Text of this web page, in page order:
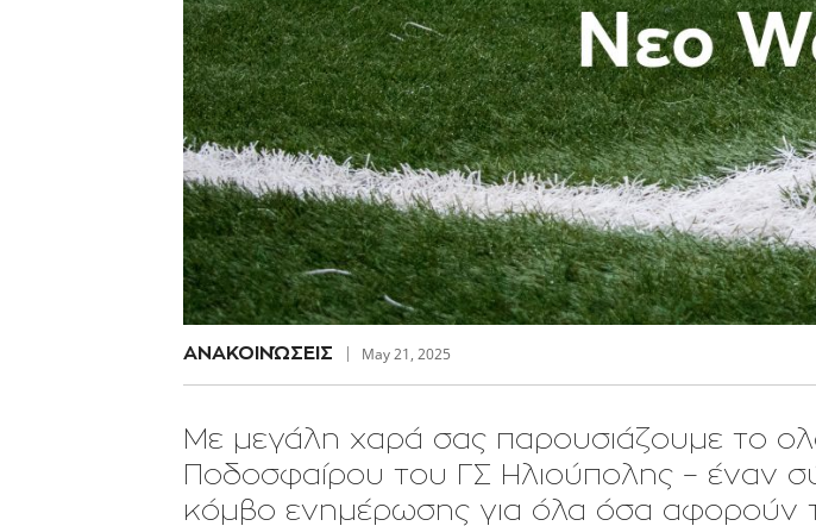
AΝΑΚΟΙΝΏΣΕΙΣ May 21, 2025
Με μεγάλη χαρά σας παρουσιάζουμε το
Ποδοσφαίρου του ΓΣ Ηλιούπολης – έναν
κόμβο ενημέρωσης για όλα όσα αφορούν